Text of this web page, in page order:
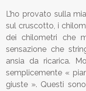
L’ho provato sulla
sul cruscotto, i
dei chilometri che
sensazione che
ansia da ricarica.
semplicemente «
giuste ». Questi